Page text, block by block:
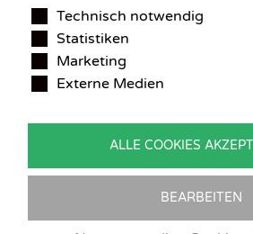
KONTAKT
Benedikt Stelzner
Autopflege Stelzner
Kohlgraben 2b
Deutschland
Tel.:09746-9308051
Technisch notwendig
Statistiken
Marketing
Externe Medien
ALLE COOKIES
BEARBEITEN